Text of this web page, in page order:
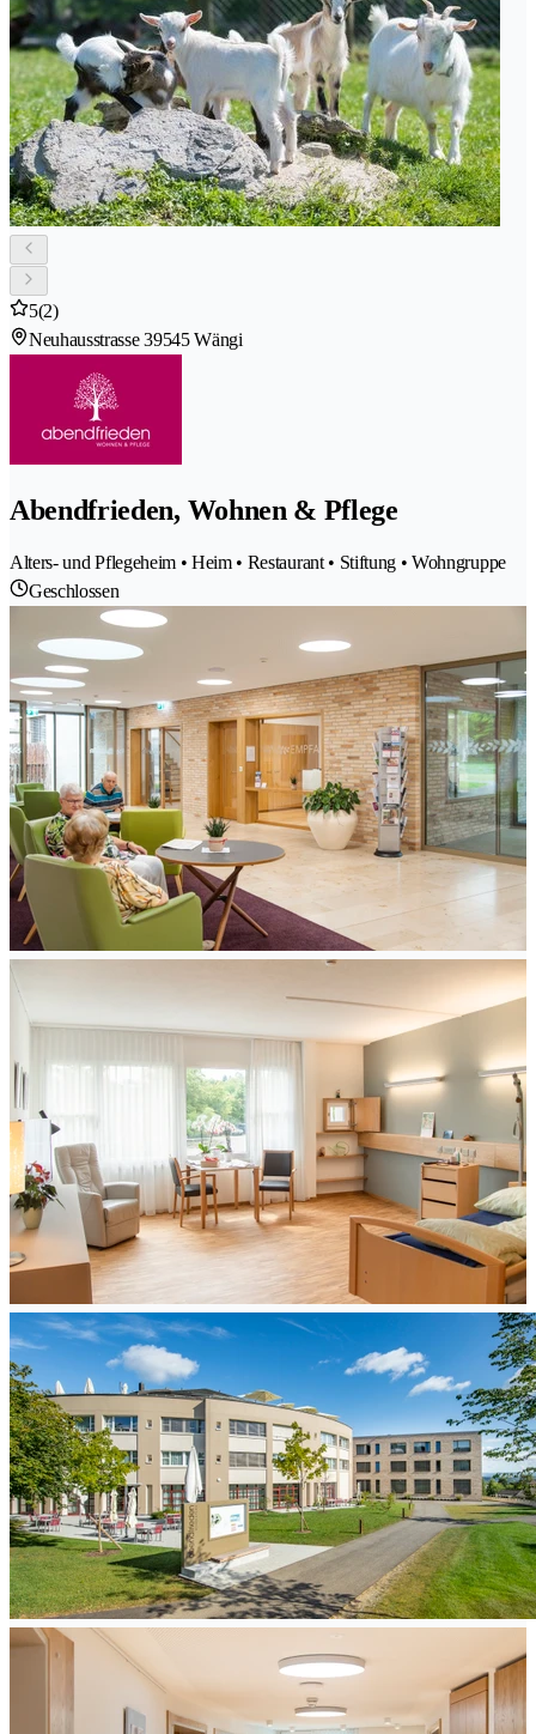
5(2)
Neuhausstrasse 39545 Wängi
Abendfrieden, Wohnen & Pflege
Alters- und Pflegeheim • Heim • Restaurant • Stiftung • Wohngruppe
Geschlossen